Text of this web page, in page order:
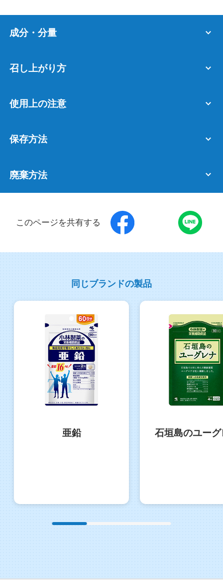
成分・分量
召し上がり方
使用上の注意
保存方法
廃棄方法
このページを共有する
同じブランドの製品
亜鉛 石垣島のユーグ